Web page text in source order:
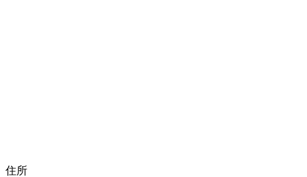
住所